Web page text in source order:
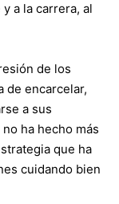
a la carrera, al
de los
de encarcelar,
a sus
ha hecho más
que ha
cuidando bien